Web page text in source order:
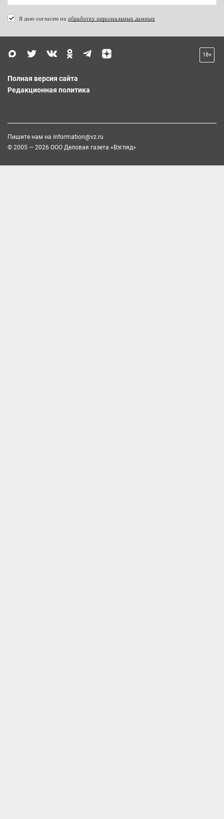
Я даю согласие на обработку персональных данных
18+
Полная версия сайта
Редакционная политика
Пишите нам на information@vz.ru
© 2005 — 2026 ООО Деловая газета «Взгляд»